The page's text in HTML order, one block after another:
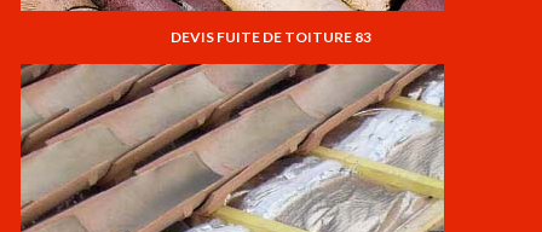
DEVIS FUITE DE TOITURE 83